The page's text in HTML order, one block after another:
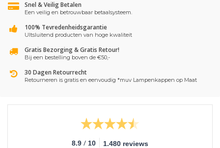
Snel & Veilig Betalen
Een veilig en betrouwbaar betaalsysteem.
100% Tevredenheidsgarantie
UItsluitend producten van hoge kwaliteit
Gratis Bezorging & Gratis Retour!
Bij een bestelling boven de €50,-
30 Dagen Retourrecht
Retourneren is gratis en eenvoudig *muv Lampenkappen op Maat
8.9 / 10 1.480 reviews